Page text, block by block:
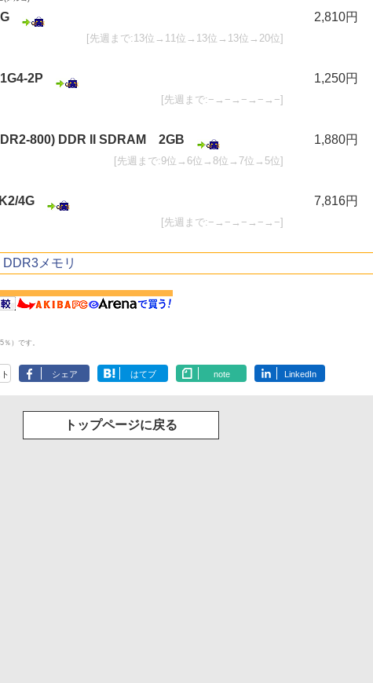
[先週まで:13位→11位→13位→13位→20位]
2,810円
2P
[先週まで:−→−→−→−→−]
1,250円
800) DDR II SDRAM 2GB
[先週まで:9位→6位→8位→7位→5位]
1,880円
4G
[先週まで:−→−→−→−→−]
7,816円
メモリ
）です。
シェア はてブ note LinkedIn
トップページに戻る